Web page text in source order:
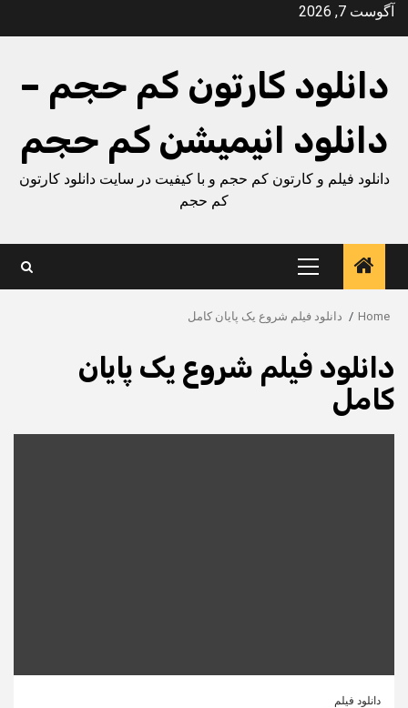
Skipآگوست 7, 2026
دانلود کارتون کم حجم –
دانلود انیمیشن کم حجم
دانلود فیلم و کارتون کم حجم و با کیفیت در سایت دانلود کارتون
کم حجم
Primary
Menu
Home دانلود فیلم شروع یک پایان کامل
دانلود فیلم شروع یک پایان
کامل
دانلود فیلم